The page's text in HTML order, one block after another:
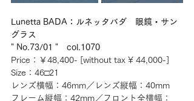
Lunetta BADA：ルネッタバダ　眼鏡・サン
グラス
" No.73/01 "　col.1070
Price：￥48,400- [without tax ¥ 44,000-]
Size：46□21
レンズ横幅：46mm／レンズ縦幅：40mm
フレーム縦幅：42mm／フロント全横幅：